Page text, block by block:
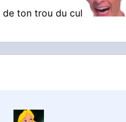
ton trou du cul